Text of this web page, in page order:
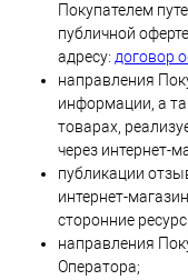
Покупателем
публичной
адресу: договор
направления
информации, а
товарах,
через интернет-
публикации
интернет-
сторонние
направления
Оператора;